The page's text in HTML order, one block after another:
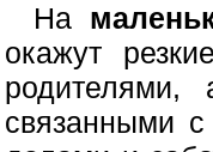
На
окажут
связанными